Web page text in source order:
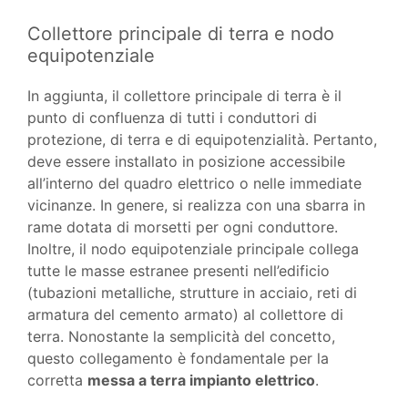
Collettore principale di terra e nodo
equipotenziale
In aggiunta, il collettore principale di terra è il
punto di confluenza di tutti i conduttori di
protezione, di terra e di equipotenzialità. Pertanto,
deve essere installato in posizione accessibile
all’interno del quadro elettrico o nelle immediate
vicinanze. In genere, si realizza con una sbarra in
rame dotata di morsetti per ogni conduttore.
Inoltre, il nodo equipotenziale principale collega
tutte le masse estranee presenti nell’edificio
(tubazioni metalliche, strutture in acciaio, reti di
armatura del cemento armato) al collettore di
terra. Nonostante la semplicità del concetto,
questo collegamento è fondamentale per la
corretta messa a terra impianto elettrico.